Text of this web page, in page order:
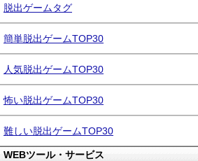
脱出ゲームタグ
簡単脱出ゲームTOP30
人気脱出ゲームTOP30
怖い脱出ゲームTOP30
難しい脱出ゲームTOP30
WEBツール・サービス